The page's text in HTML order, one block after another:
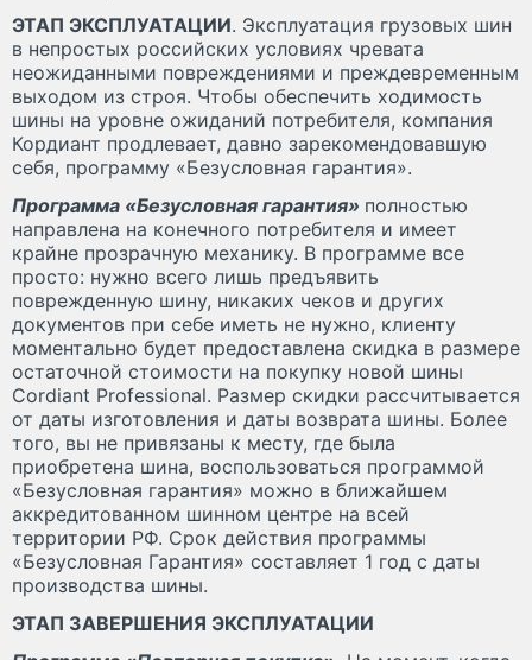
ЭТАП ЭКСПЛУАТАЦИИ. Эксплуатация грузовых шин
в непростых российских условиях чревата
неожиданными повреждениями и преждевременным
выходом из строя. Чтобы обеспечить ходимость
шины на уровне ожиданий потребителя, компания
Кордиант продлевает, давно зарекомендовавшую
себя, программу «Безусловная гарантия».
Программа «Безусловная гарантия» полностью
направлена на конечного потребителя и имеет
крайне прозрачную механику. В программе все
просто: нужно всего лишь предъявить
поврежденную шину, никаких чеков и других
документов при себе иметь не нужно, клиенту
моментально будет предоставлена скидка в размере
остаточной стоимости на покупку новой шины
Cordiant Professional. Размер скидки рассчитывается
от даты изготовления и даты возврата шины. Более
того, вы не привязаны к месту, где была
приобретена шина, воспользоваться программой
«Безусловная гарантия» можно в ближайшем
аккредитованном шинном центре на всей
территории РФ. Срок действия программы
«Безусловная Гарантия» составляет 1 год с даты
производства шины.
ЭТАП ЗАВЕРШЕНИЯ ЭКСПЛУАТАЦИИ